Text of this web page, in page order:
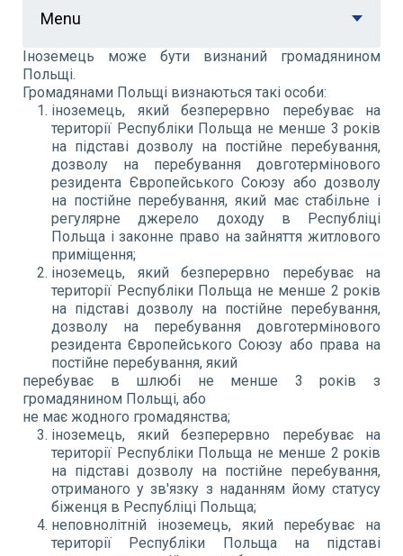
Menu
Іноземець може бути визнаний громадянином
Польщі.
Громадянами Польщі визнаються такі особи:
іноземець, який безперервно перебуває на
території Республіки Польща не менше 3 років
на підставі дозволу на постійне перебування,
дозволу на перебування довготермінового
резидента Європейського Союзу або дозволу
на постійне перебування, який має стабільне і
регулярне джерело доходу в Республіці
Польща і законне право на зайняття житлового
приміщення;
іноземець, який безперервно перебуває на
території Республіки Польща не менше 2 років
на підставі дозволу на постійне перебування,
дозволу на перебування довготермінового
резидента Європейського Союзу або права на
постійне перебування, який
перебуває в шлюбі не менше 3 років з
громадянином Польщі, або
не має жодного громадянства;
іноземець, який безперервно перебуває на
території Республіки Польща не менше 2 років
на підставі дозволу на постійне перебування,
отриманого у зв'язку з наданням йому статусу
біженця в Республіці Польща;
неповнолітній іноземець, який перебуває на
території Республіки Польща на підставі